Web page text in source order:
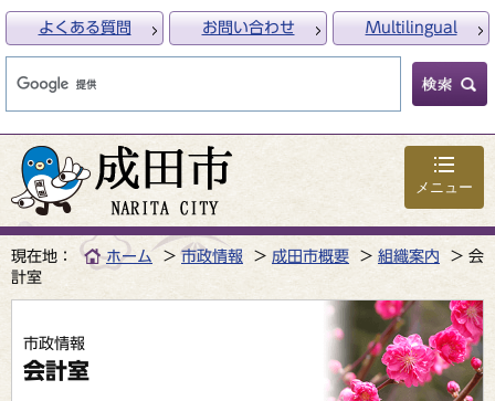
メニュー
よくある質問 お問い合わせ Multilingual
現在地： ホーム 市政情報 成田市概要 組織案内
会
計室
市政情報
会計室